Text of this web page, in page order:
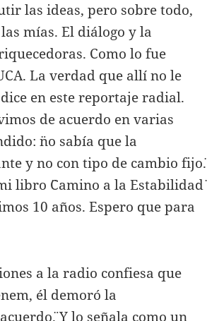
las ideas, pero sobre todo,
mías. El diálogo y la
Como lo fue
La verdad que allí no le
en este reportaje radial.
de acuerdo en varias
¨no sabía que la
y no con tipo de cambio fijo¨.
libro ¨Camino a la Estabilidad¨
10 años. Espero que para
a la radio confiesa que
él demoró la
Y lo señala como un